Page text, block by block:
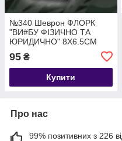
№340 Шеврон ФЛОРК
"ВИ#БУ ФІЗИЧНО ТА
ЮРИДИЧНО" 8Х6.5СМ
95 ₴
Купити
Про нас
99% позитивних з 226